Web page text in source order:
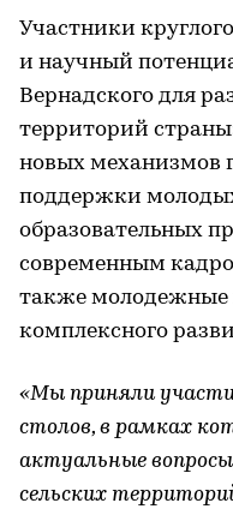
Участники
и научный
Вернадского для
территорий
новых механизмов
поддержки
образовательных
современным
также молодежные
комплексного
«Мы приняли
столов, в рамках
актуальные
сельских